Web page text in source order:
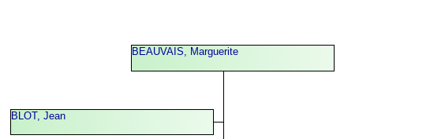
BLOT, Jean
BEAUVAIS, Marguerite